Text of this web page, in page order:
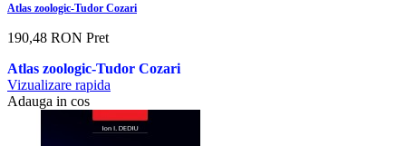
Atlas zoologic-Tudor Cozari
190,48 RON Pret
Atlas zoologic-Tudor Cozari
Vizualizare rapida
Adauga in cos